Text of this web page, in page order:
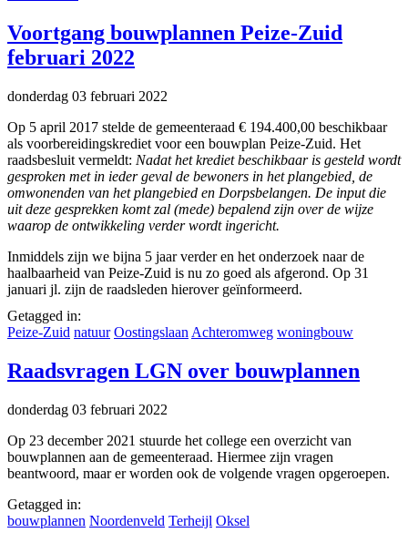
Voortgang bouwplannen Peize-Zuid
februari 2022
donderdag 03 februari 2022
Op 5 april 2017 stelde de gemeenteraad € 194.400,00 beschikbaar
als voorbereidingskrediet voor een bouwplan Peize-Zuid. Het
raadsbesluit vermeldt: Nadat het krediet beschikbaar is gesteld wordt
gesproken met in ieder geval de bewoners in het plangebied, de
omwonenden van het plangebied en Dorpsbelangen. De input die
uit deze gesprekken komt zal (mede) bepalend zijn over de wijze
waarop de ontwikkeling verder wordt ingericht.
Inmiddels zijn we bijna 5 jaar verder en het onderzoek naar de
haalbaarheid van Peize-Zuid is nu zo goed als afgerond. Op 31
januari jl. zijn de raadsleden hierover geïnformeerd.
Getagged in:
Peize-Zuid natuur Oostingslaan Achteromweg woningbouw
Raadsvragen LGN over bouwplannen
donderdag 03 februari 2022
Op 23 december 2021 stuurde het college een overzicht van
bouwplannen aan de gemeenteraad. Hiermee zijn vragen
beantwoord, maar er worden ook de volgende vragen opgeroepen.
Getagged in:
bouwplannen Noordenveld Terheijl Oksel